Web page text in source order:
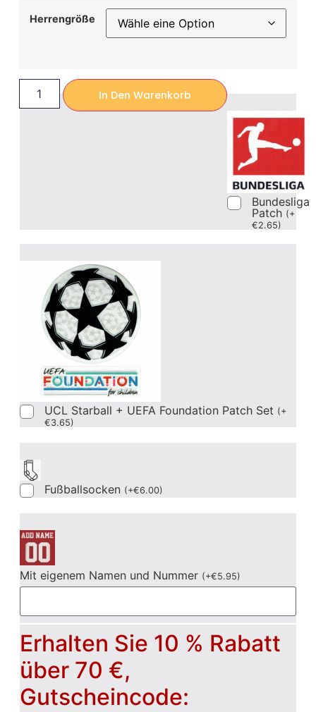
Herrengröße
In Den Warenkorb
Bundesliga
Patch (+
€2.65)
UCL Starball + UEFA Foundation Patch Set (+
€3.65)
Fußballsocken (+€6.00)
Mit eigenem Namen und Nummer (+€5.95)
Erhalten Sie 10 % Rabatt
über 70 €,
Gutscheincode: